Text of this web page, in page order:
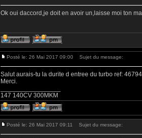
Ok oui daccord,je doit en avoir un,laisse moi ton
Posté le: 26 Mai 2017 09:00 Sujet du message:
Salut aurais-tu la durite d entree du turbo ref:
Merci.
147 140CV 300MKM
Posté le: 26 Mai 2017 09:11 Sujet du message: